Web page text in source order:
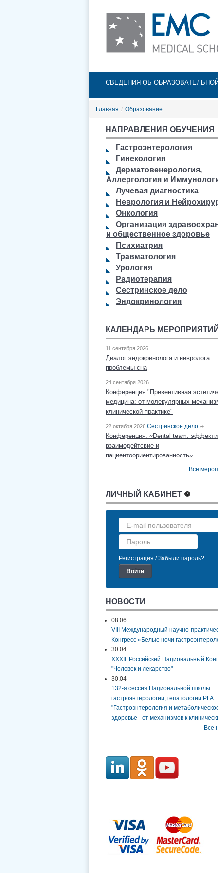
Главное меню
СВЕДЕНИЯ ОБ
Главная / Образование
НАПРАВЛЕНИЯ ОБУЧЕНИЯ
Гастроэнтерология
Гинекология
Дерматовенерология,
Аллергология и
Лучевая диагностика
Неврология и
Онкология
Организация
и общественное здоровье
Психиатрия
Травматология
Урология
Радиотерапия
Сестринское дело
Эндокринология
КАЛЕНДАРЬ МЕРОПРИЯТИЙ
11 сентября 2026
Диалог эндокринолога и невролога:
проблемы сна
24 сентября 2026
Конференция "Превентивная
медицина: от молекулярных
клинической практике"
22 октября 2026 Сестринское дело
Конференция: «Dental team:
взаимодейтсвие и
пациентоориентированность»
Все
ЛИЧНЫЙ КАБИНЕТ
Регистрация Забыли пароль?
НОВОСТИ
08.06
VIII Международный научно-
Конгресс «Белые ночи
30.04
XXXIII Российский Национальный
"Человек и лекарство"
30.04
132-я сессия Национальной школы
гастроэнтерологии, гепатологии РГА
"Гастроэнтерология и
здоровье - от механизмов к
Все